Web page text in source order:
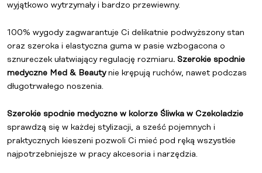
wyjątkowo wytrzymały i bardzo przewiewny.
100% wygody zagwarantuje Ci delikatnie podwyższony stan
oraz szeroka i elastyczna guma w pasie wzbogacona o
sznureczek ułatwiający regulację rozmiaru. Szerokie spodnie
medyczne Med & Beautynie krępują ruchów, nawet podczas
długotrwałego noszenia.
Szerokie spodnie medyczne w kolorze Śliwka w Czekoladzie
sprawdzą się w każdej stylizacji, a sześć pojemnych i
praktycznych kieszeni pozwoli Ci mieć pod ręką wszystkie
najpotrzebniejsze w pracy akcesoria i narzędzia.